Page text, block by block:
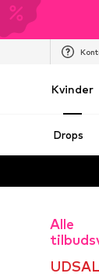
Kvinder
Drops
Alle